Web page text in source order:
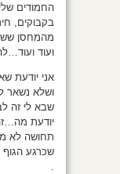
החמודים
בקבוקים,
מהמחסן
ועוד
אני יודעת
ושלא נשאר
שבא לי זה
יודעת
תחושה לא
שכרגע הגוף
.